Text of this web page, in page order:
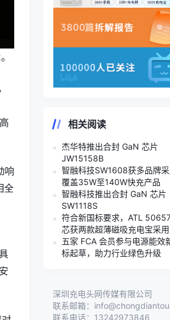
响
全
相关阅读
杰华特推出合封 GaN 芯片
JW15158B
智融科技SW1608获多品牌采
覆盖35W至140W快充产品
智融科技推出合封 GaN 芯片
SW1118S
符合新国标要求，ATL
芯获两款超薄磁吸充电宝采用
五家 FCA 会员参与电源能效
标起草，助力行业绿色升级
深圳充电头网传媒有限公司
联系邮箱：
联系电话：13242973846